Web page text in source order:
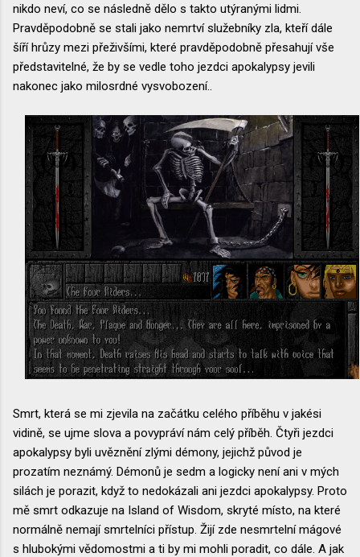
nikdo neví, co se následně dělo s takto utýranými lidmi.
Pravděpodobně se stali jako nemrtví služebníky zla, kteří dále
šíří hrůzy mezi přeživšími, které pravděpodobně přesahují vše
představitelné, že by se vedle toho jezdci apokalypsy jevili
nakonec jako milosrdné vysvobození..
Smrt, která se mi zjevila na začátku celého příběhu v jakési
vidině, se ujme slova a povypráví nám celý příběh. Čtyři jezdci
apokalypsy byli uvěznění zlými démony, jejichž původ je
prozatím neznámý. Démonů je sedm a logicky není ani v mých
silách je porazit, když to nedokázali ani jezdci apokalypsy. Proto
mě smrt odkazuje na Island of Wisdom, skryté místo, na které
normálně nemají smrtelníci přístup. Žijí zde nesmrtelní mágové
s hlubokými vědomostmi a ti by mi mohli poradit, co dále. A jak